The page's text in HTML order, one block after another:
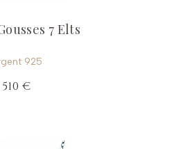
7 Elts
925
510 €